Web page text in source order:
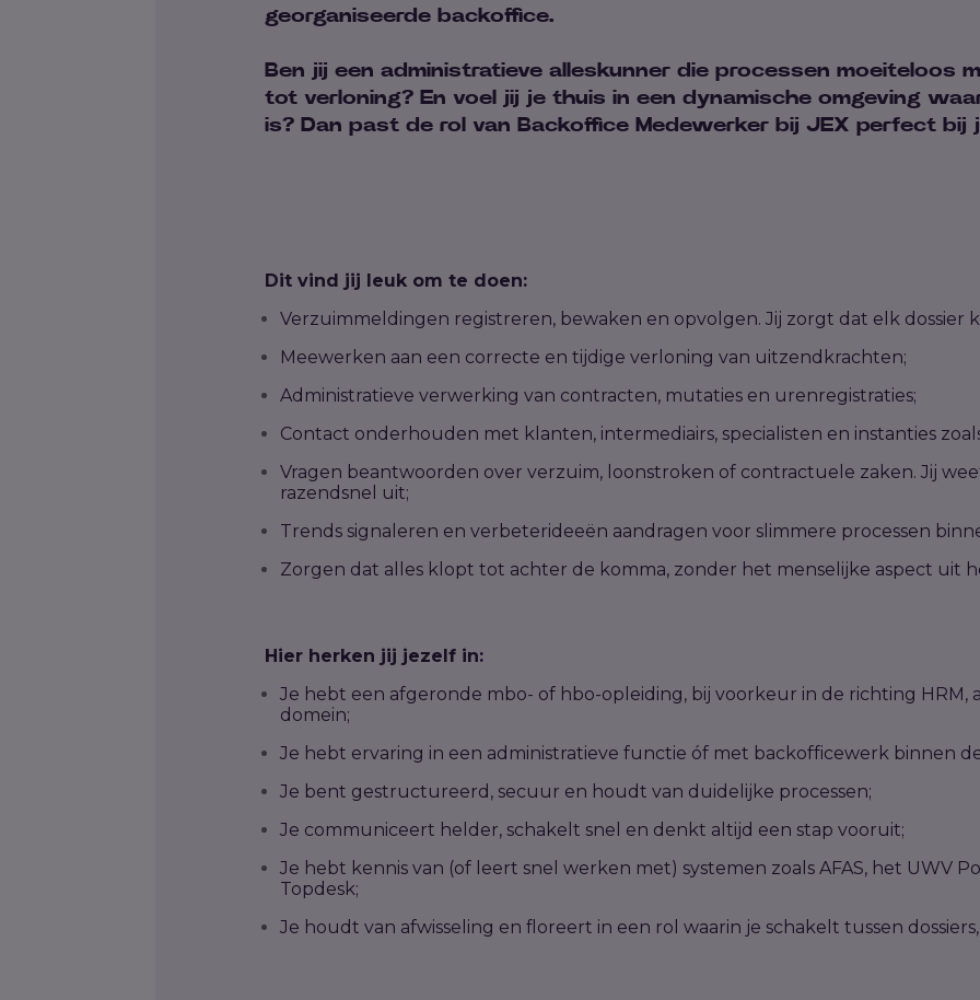
georganiseerde backoffice.
Ben jij een administratieve alleskunner die processen moeiteloos
tot verloning? En voel jij je thuis in een dynamische omgeving
is? Dan past de rol van Backoffice Medewerker bij JEX perfect bij
Dit vind jij leuk om te doen:
Verzuimmeldingen registreren, bewaken en opvolgen. Jij zorgt dat elk dossier
Meewerken aan een correcte en tijdige verloning van uitzendkrachten;
Administratieve verwerking van contracten, mutaties en urenregistraties;
Contact onderhouden met klanten, intermediairs, specialisten en instanties
Vragen beantwoorden over verzuim, loonstroken of contractuele zaken. Jij
razendsnel uit;
Trends signaleren en verbeterideeën aandragen voor slimmere processen
Zorgen dat alles klopt tot achter de komma, zonder het menselijke aspect uit
Hier herken jij jezelf in:
Je hebt een afgeronde mbo- of hbo-opleiding, bij voorkeur in de richting HRM,
domein;
Je hebt ervaring in een administratieve functie óf met backofficewerk binnen
Je bent gestructureerd, secuur en houdt van duidelijke processen;
Je communiceert helder, schakelt snel en denkt altijd een stap vooruit;
Je hebt kennis van (of leert snel werken met) systemen zoals AFAS, het UWV
Topdesk;
Je houdt van afwisseling en floreert in een rol waarin je schakelt tussen